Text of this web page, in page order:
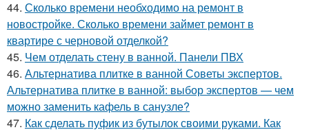
44. Сколько времени необходимо на ремонт в
новостройке. Сколько времени займет ремонт в
квартире с черновой отделкой?
45. Чем отделать стену в ванной. Панели ПВХ
46. Альтернатива плитке в ванной Советы экспертов.
Альтернатива плитке в ванной: выбор экспертов — чем
можно заменить кафель в санузле?
47. Как сделать пуфик из бутылок своими руками. Как